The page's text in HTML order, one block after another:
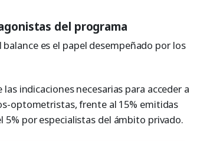
del programa
es el papel desempeñado por los
indicaciones necesarias para acceder a
optometristas, frente al 15% emitidas
por especialistas del ámbito privado.